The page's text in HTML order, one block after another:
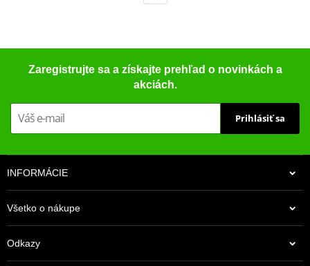
Zaregistrujte sa a získajte prehľad o novinkách a
akciách.
Prihlásiť sa
INFORMÁCIE
Všetko o nákupe
Odkazy